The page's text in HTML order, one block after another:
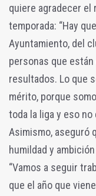
quiere agradecer el
temporada: “Hay
Ayuntamiento, del
personas que
resultados. Lo que
mérito, porque
toda la liga y eso no
Asimismo, aseguró
humildad y
“Vamos a seguir
que el año que